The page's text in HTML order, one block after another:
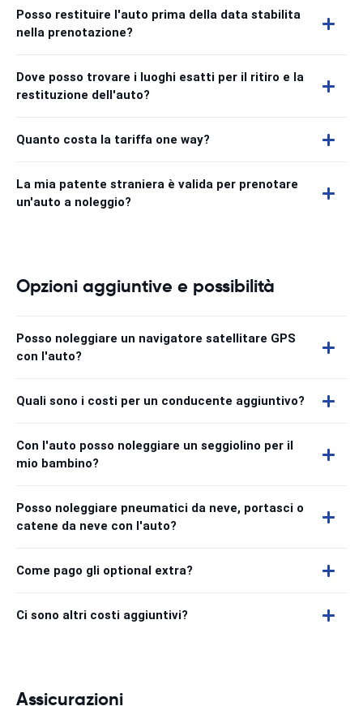
Posso restituire l'auto prima della data stabilita
nella prenotazione?
Dove posso trovare i luoghi esatti per il ritiro e la
restituzione dell'auto?
Quanto costa la tariffa one way?
La mia patente straniera è valida per prenotare
un'auto a noleggio?
Opzioni aggiuntive e possibilità
Posso noleggiare un navigatore satellitare GPS
con l'auto?
Quali sono i costi per un conducente aggiuntivo?
Con l'auto posso noleggiare un seggiolino per il
mio bambino?
Posso noleggiare pneumatici da neve, portasci o
catene da neve con l'auto?
Come pago gli optional extra?
Ci sono altri costi aggiuntivi?
Assicurazioni